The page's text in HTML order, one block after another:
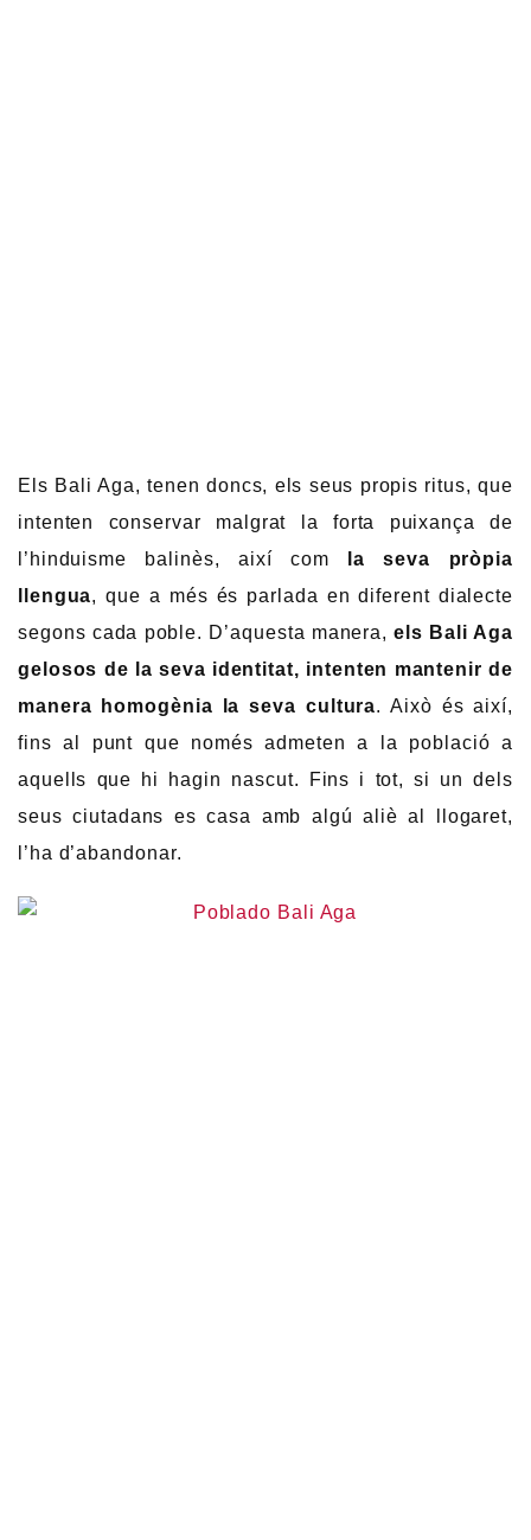
Els Bali Aga, tenen doncs, els seus propis ritus, que
intenten conservar malgrat la forta puixança de
l’hinduisme balinès, així com
la seva pròpia
llengua, que a més és parlada en diferent dialecte
segons cada poble. D’aquesta manera,els Bali Aga
gelosos de la seva identitat, intenten mantenir de
manera homogènia la seva cultura. Això és així,
fins al punt que només admeten a la població a
aquells que hi hagin nascut. Fins i tot, si un dels
seus ciutadans es casa amb algú aliè al llogaret,
l’ha d’abandonar.